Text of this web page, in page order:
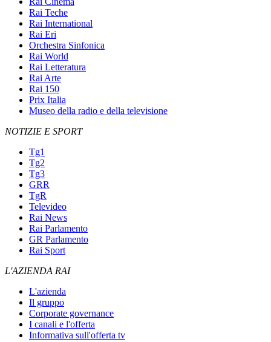
Rai Teche
Rai International
Rai Eri
Orchestra Sinfonica
Rai World
Rai Letteratura
Rai Arte
Rai 150
Prix Italia
Museo della radio e della televisione
NOTIZIE E SPORT
Tg1
Tg2
Tg3
GRR
TgR
Televideo
Rai News
Rai Parlamento
GR Parlamento
Rai Sport
L'AZIENDA RAI
L'azienda
Il gruppo
Corporate governance
I canali e l'offerta
Informativa sull'offerta tv